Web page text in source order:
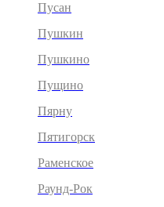
Пусан
Пушкин
Пушкино
Пущино
Пярну
Пятигорск
Раменское
Раунд-Рок